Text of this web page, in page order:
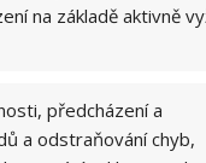
na základě aktivně
předcházení a
a odstraňování chyb,